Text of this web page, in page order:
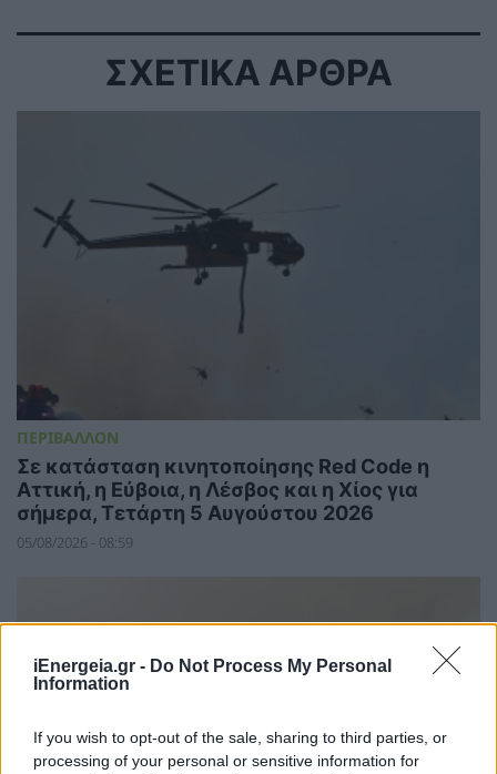
iEnergeia.gr - Do Not Process My Personal
Information
If you wish to opt-out of the sale, sharing to third parties, or
processing of your personal or sensitive information for
ΣΧΕΤΙΚΑ ΑΡΘΡΑ
ΠΕΡΙΒΑΛΛΟΝ
Σε κατάσταση κινητοποίησης Red Code η
Αττική, η Εύβοια, η Λέσβος και η Χίος για
σήμερα, Τετάρτη 5 Αυγούστου 2026
05/08/2026 - 08:59